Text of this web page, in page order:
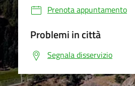
Prenota appuntamento
Problemi in città
Segnala disservizio